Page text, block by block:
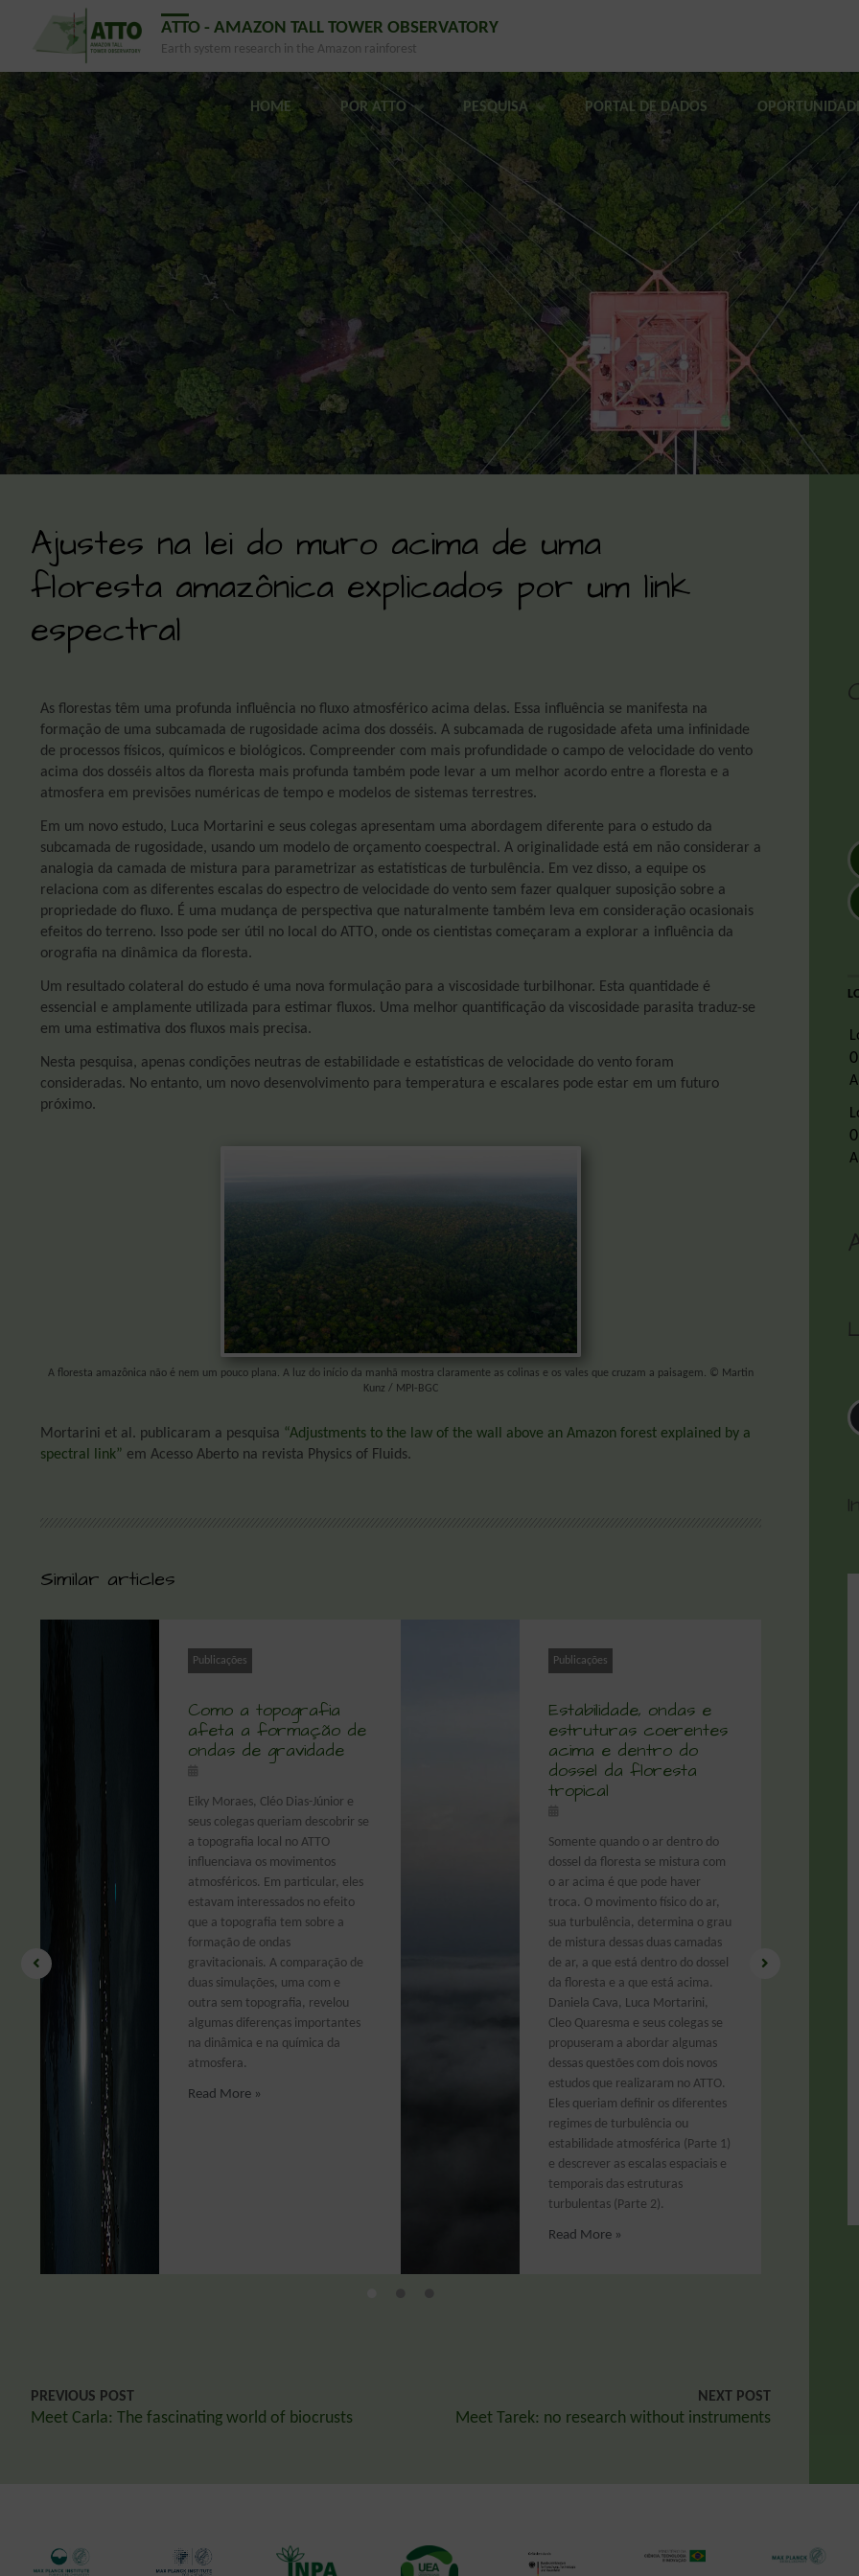
ATTO - AMAZON TALL TOWER OBSERVATORY
Earth system research in the Amazon rainforest
HOME POR ATTO PESQUISA PORTAL DE DADOS
Ajustes na lei do muro acima de uma
floresta amazônica explicados por um link
espectral
As florestas têm uma profunda influência no fluxo atmosférico acima delas. Essa influência se manifesta na
formação de uma subcamada de rugosidade acima dos dosséis. A subcamada de rugosidade afeta uma infinidade
de processos físicos, químicos e biológicos. Compreender com mais profundidade o campo de velocidade do vento
acima dos dosséis altos da floresta mais profunda também pode levar a um melhor acordo entre a floresta e a
atmosfera em previsões numéricas de tempo e modelos de sistemas terrestres.
Em um novo estudo, Luca Mortarini e seus colegas apresentam uma abordagem diferente para o estudo da
subcamada de rugosidade, usando um modelo de orçamento coespectral. A originalidade está em não considerar a
analogia da camada de mistura para parametrizar as estatísticas de turbulência. Em vez disso, a equipe os
relaciona com as diferentes escalas do espectro de velocidade do vento sem fazer qualquer suposição sobre a
propriedade do fluxo. É uma mudança de perspectiva que naturalmente também leva em consideração ocasionais
efeitos do terreno. Isso pode ser útil no local do ATTO, onde os cientistas começaram a explorar a influência da
orografia na dinâmica da floresta.
Um resultado colateral do estudo é uma nova formulação para a viscosidade turbilhonar. Esta quantidade é
essencial e amplamente utilizada para estimar fluxos. Uma melhor quantificação da viscosidade parasita traduz-se
em uma estimativa dos fluxos mais precisa.
Nesta pesquisa, apenas condições neutras de estabilidade e estatísticas de velocidade do vento foram
consideradas. No entanto, um novo desenvolvimento para temperatura e escalares pode estar em um futuro
próximo.
A floresta amazônica não é nem um pouco plana. A luz do início da manhã mostra claramente as colinas e os vales que cruzam a paisagem. © Martin
Kunz / MPI-BGC
Mortarini et al. publicaram a pesquisa “Adjustments to the law of the wall above an Amazon forest explained by a
spectral link” em Acesso Aberto na revista Physics of Fluids.
Similar articles
Publicações
Como a topografia
afeta a formação de
ondas de gravidade
Eiky Moraes, Cléo Dias-Júnior e
seus colegas queriam descobrir se
a topografia local no ATTO
influenciava os movimentos
atmosféricos. Em particular, eles
estavam interessados no efeito
que a topografia tem sobre a
formação de ondas
gravitacionais. A comparação de
duas simulações, uma com e
outra sem topografia, revelou
algumas diferenças importantes
na dinâmica e na química da
atmosfera.
Read More »
Publicações
Estabilidade, ondas e
estruturas coerentes
acima e dentro do
dossel da floresta
tropical
Somente quando o ar dentro do
dossel da floresta se mistura com
o ar acima é que pode haver
troca. O movimento físico do ar,
sua turbulência, determina o grau
de mistura dessas duas camadas
de ar, a que está dentro do dossel
da floresta e a que está acima.
Daniela Cava, Luca Mortarini,
Cleo Quaresma e seus colegas se
propuseram a abordar algumas
dessas questões com dois novos
estudos que realizaram no ATTO.
Eles queriam definir os diferentes
regimes de turbulência ou
estabilidade atmosférica (Parte 1)
e descrever as escalas espaciais e
temporais das estruturas
turbulentas (Parte 2).
Read More »
PREVIOUS POST
Meet Carla: The fascinating world of biocrusts
NEXT POST
Meet Tarek: no research without instruments